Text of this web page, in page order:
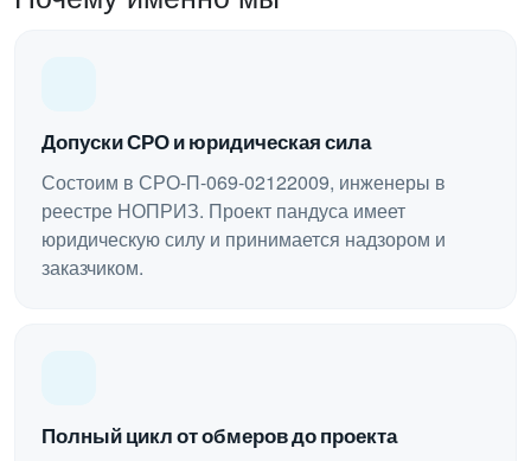
Допуски СРО и юридическая сила
Состоим в СРО-П-069-02122009, инженеры в
реестре НОПРИЗ. Проект пандуса имеет
юридическую силу и принимается надзором и
заказчиком.
Полный цикл от обмеров до проекта